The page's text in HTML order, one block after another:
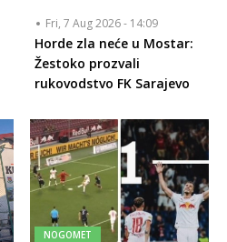
Fri, 7 Aug 2026 - 14:09
Horde zla neće u Mostar:
Žestoko prozvali
rukovodstvo FK Sarajevo
NOGOMET